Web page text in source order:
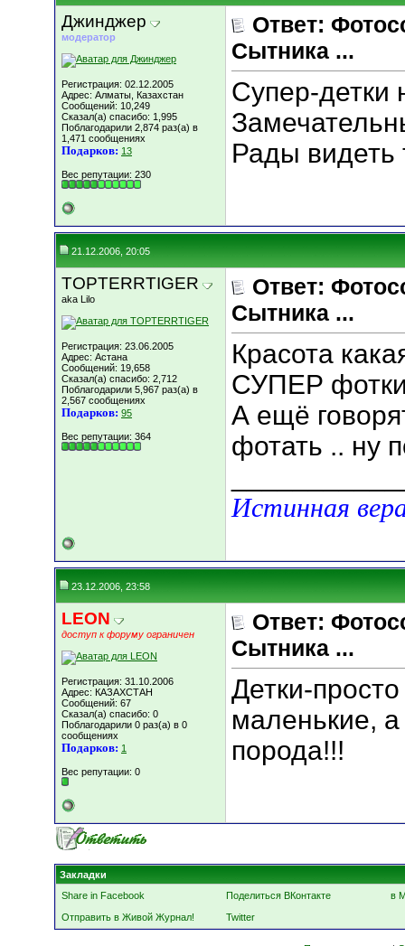
Джинджер
модератор
Регистрация: 02.12.2005
Адрес: Алматы, Казахстан
Сообщений: 10,249
Сказал(а) спасибо: 1,995
Поблагодарили 2,874 раз(а) в
1,471 сообщениях
Подарков: 13
Вес репутации: 230
Ответ:
Сытника ...
Супер-детки
Рады видеть
21.12.2006, 20:05
TOPTERRTIGER
aka Lilo
Регистрация: 23.06.2005
Адрес: Астана
Сообщений: 19,658
Сказал(а) спасибо: 2,712
Поблагодарили 5,967 раз(а) в
2,567 сообщениях
Подарков: 95
Вес репутации: 364
Ответ:
Сытника ...
Красота
СУПЕР
А ещё
фотать .. ну
Истинная
23.12.2006, 23:58
LEON
доступ к форуму ограничен
Регистрация: 31.10.2006
Адрес: КАЗАХСТАН
Сообщений: 67
Сказал(а) спасибо: 0
Поблагодарили 0 раз(а) в 0
сообщениях
Подарков: 1
Вес репутации: 0
Ответ:
Сытника ...
Детки-
маленькие, а
порода!!!
Закладки
Share in Facebook
Поделиться ВКонтакте
в
Отправить в Живой Журнал!
Twitter